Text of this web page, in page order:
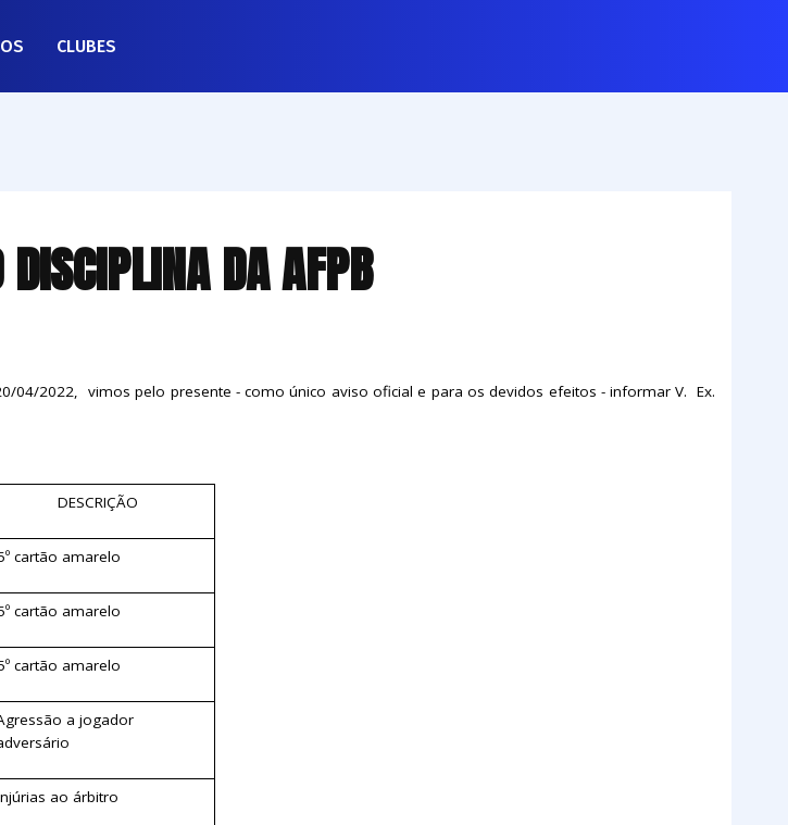
CLUBES
DA AFPB
04/2022, vimos pelo presente - como único aviso oficial e para os devidos efeitos - informar V. Ex.
DESCRIÇÃO
cartão amarelo
cartão amarelo
cartão amarelo
a jogador
ao árbitro